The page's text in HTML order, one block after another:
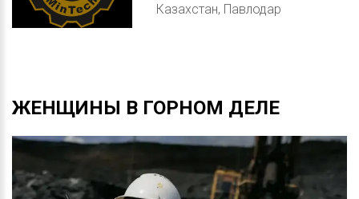
Казахстан, Павлодар
ЖЕНЩИНЫ В ГОРНОМ ДЕЛЕ